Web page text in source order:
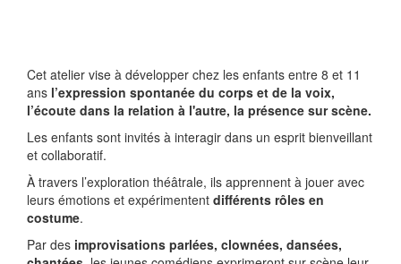
Cet atelier vise à développer chez les enfants entre 8 et 11
ans l’expression spontanée du corps et de la voix,
l’écoute dans la relation à l'autre, la présence sur scène.
Les enfants sont invités à interagir dans un esprit bienveillant
et collaboratif.
À travers l’exploration théâtrale, ils apprennent à jouer avec
leurs émotions et expérimentent différents rôles en
costume.
Par des improvisations parlées, clownées, dansées,